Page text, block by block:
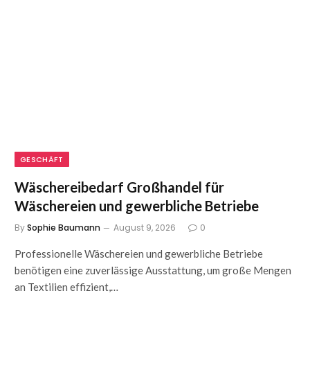
GESCHÄFT
Wäschereibedarf Großhandel für
Wäschereien und gewerbliche Betriebe
BySophie Baumann August 9, 2026 0
Professionelle Wäschereien und gewerbliche Betriebe
benötigen eine zuverlässige Ausstattung, um große Mengen
an Textilien effizient,…